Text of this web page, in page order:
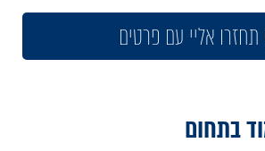
תחזרו אליי עם פרטים
בתחום